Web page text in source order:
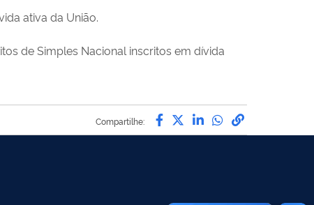
ativa da União.
de Simples Nacional inscritos em dívida
Compartilhe: Compartilhe por
Compartilhe por
Compartilhe por
Compartilhe
link para